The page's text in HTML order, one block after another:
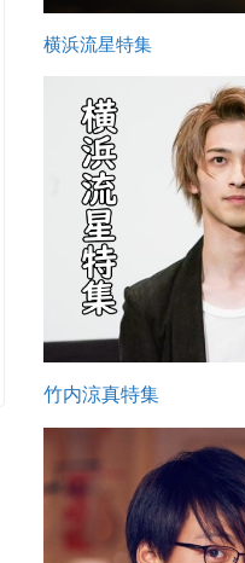
横浜流星特集
竹内涼真特集